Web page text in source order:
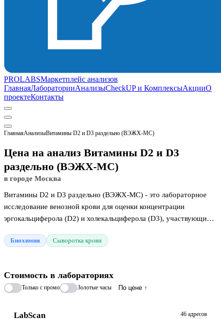
PROLABSМаркетплейс анализов
ГлавнаяЛабораторииАнализыCheckUP и КомплексыАкцииО
проектеКонтакты
ГлавнаяАнализыВитамины D2 и D3 раздельно (ВЭЖХ-МС)
Цена на анализ Витамины D2 и D3
раздельно (ВЭЖХ-МС)
в городе Москва
Витамины D2 и D3 раздельно (ВЭЖХ-МС) - это лабораторное
исследование венозной крови для оценки концентрации
эргокальциферола (D2) и холекальциферола (D3), участвующих в
помогает выявить дефицит данных соединений в костной,
минеральной плотности костей и общей слабости у человека.
Биохимия Сыворотка крови
Стоимость в лабораториях
Только с промо Золотые часы По цене ↑
LabScan 46 адресов